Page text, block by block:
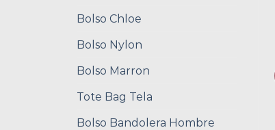
Bolso Chloe
Bolso Nylon
Bolso Marron
Tote Bag Tela
Bolso Bandolera Hombre